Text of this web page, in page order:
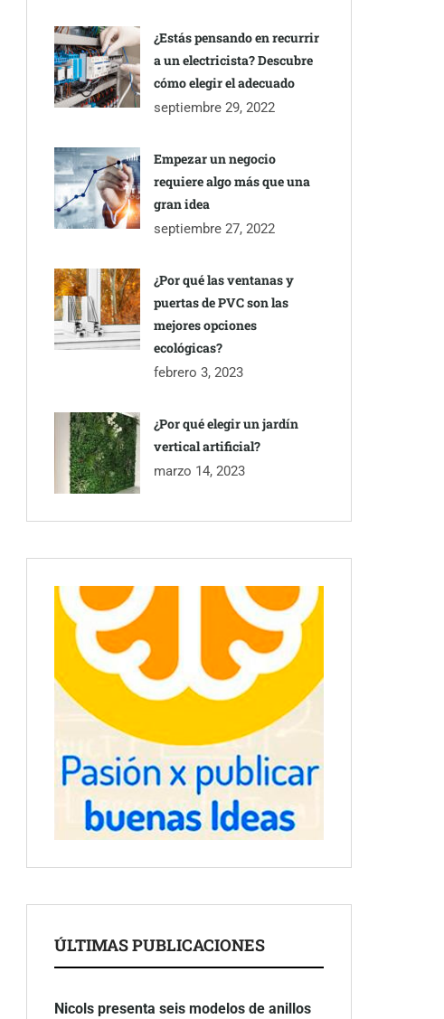
¿Estás pensando en recurrir
a un electricista? Descubre
cómo elegir el adecuado
septiembre 29, 2022
Empezar un negocio
requiere algo más que una
gran idea
septiembre 27, 2022
¿Por qué las ventanas y
puertas de PVC son las
mejores opciones
ecológicas?
febrero 3, 2023
¿Por qué elegir un jardín
vertical artificial?
marzo 14, 2023
ÚLTIMAS PUBLICACIONES
Nicols presenta seis modelos de anillos